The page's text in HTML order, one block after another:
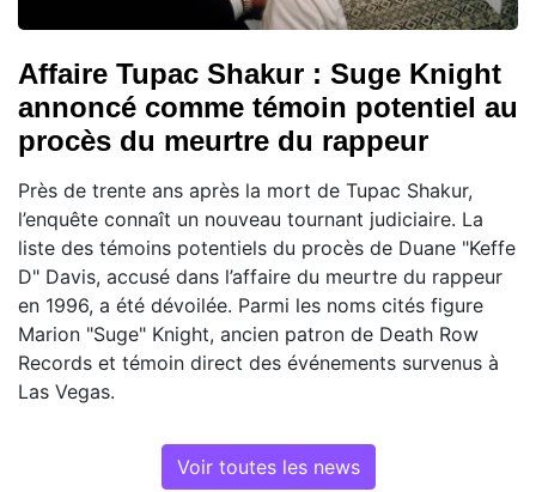
Affaire Tupac Shakur : Suge Knight
annoncé comme témoin potentiel au
procès du meurtre du rappeur
Près de trente ans après la mort de Tupac Shakur,
l’enquête connaît un nouveau tournant judiciaire. La
liste des témoins potentiels du procès de Duane "Keffe
D" Davis, accusé dans l’affaire du meurtre du rappeur
en 1996, a été dévoilée. Parmi les noms cités figure
Marion "Suge" Knight, ancien patron de Death Row
Records et témoin direct des événements survenus à
Las Vegas.
Voir toutes les news